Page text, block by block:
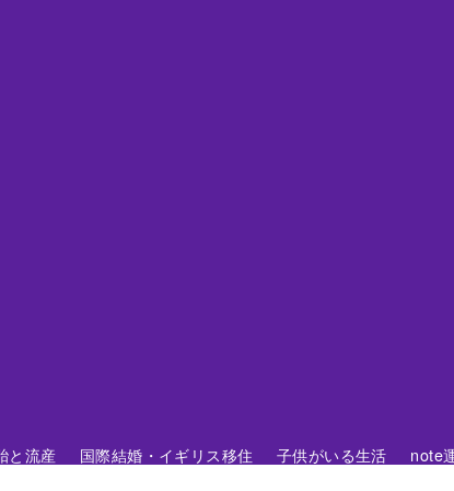
と流産 国際結婚・イギリス移住 子供がいる生活 note